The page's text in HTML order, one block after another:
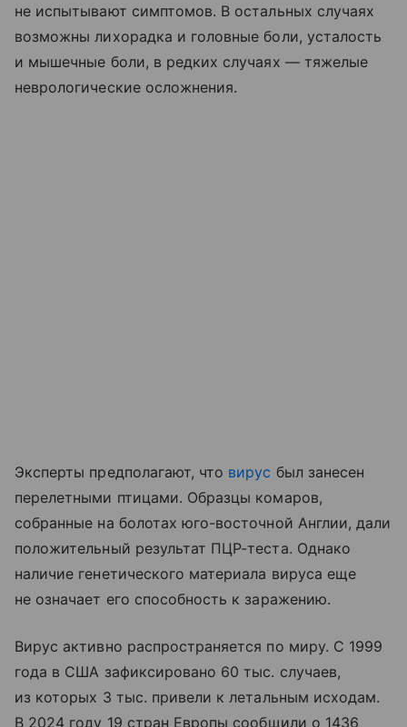
не испытывают симптомов. В остальных случаях
возможны лихорадка и головные боли, усталость
и мышечные боли, в редких случаях — тяжелые
неврологические осложнения.
Эксперты предполагают, что вирус был занесен
перелетными птицами. Образцы комаров,
собранные на болотах юго-восточной Англии, дали
положительный результат ПЦР-теста. Однако
наличие генетического материала вируса еще
не означает его способность к заражению.
Вирус активно распространяется по миру. С 1999
года в США зафиксировано 60 тыс. случаев,
из которых 3 тыс. привели к летальным исходам.
В 2024 году 19 стран Европы сообщили о 1436